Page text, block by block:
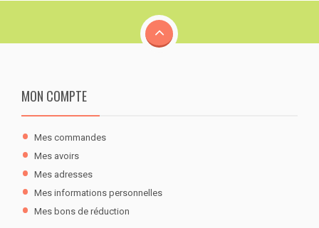
MON COMPTE
Mes commandes
Mes avoirs
Mes adresses
Mes informations personnelles
Mes bons de réduction